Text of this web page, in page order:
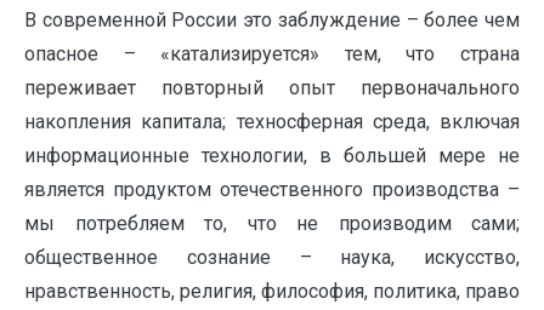
В современной России это заблуждение – более чем
опасное – «катализируется» тем, что страна
переживает повторный опыт первоначального
накопления капитала; техносферная среда, включая
информационные технологии, в большей мере не
является продуктом отечественного производства –
мы потребляем то, что не производим сами;
общественное сознание – наука, искусство,
нравственность, религия, философия, политика, право